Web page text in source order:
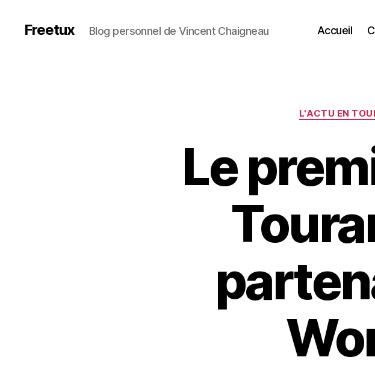
Freetux Blog personnel de Vincent Chaigneau Accueil
L'ACTU EN
Le